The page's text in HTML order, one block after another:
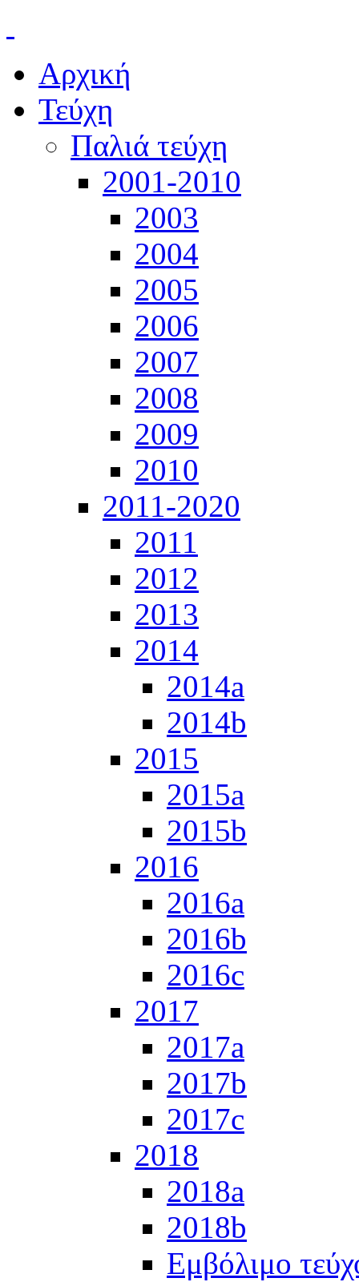
Αρχική
Τεύχη
Παλιά τεύχη
2001-2010
2003
2004
2005
2006
2007
2008
2009
2010
2011-2020
2011
2012
2013
2014
2014a
2014b
2015
2015a
2015b
2016
2016a
2016b
2016c
2017
2017a
2017b
2017c
2018
2018a
2018b
Εμβόλιμο